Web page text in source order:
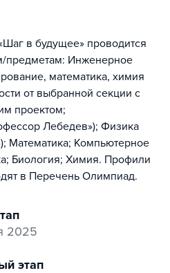
в будущее» проводится
Инженерное
математика, химия
от выбранной секции с
проектом;
Лебедев»); Физика
Математика; Компьютерное
Биология; Химия. Профили
в Перечень Олимпиад.
2025
этап